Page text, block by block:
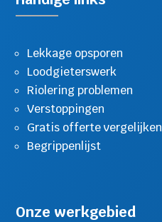
Lekkage opsporen
Loodgieterswerk
Riolering problemen
Verstoppingen
Gratis offerte vergelijken
Begrippenlijst
Onze werkgebied